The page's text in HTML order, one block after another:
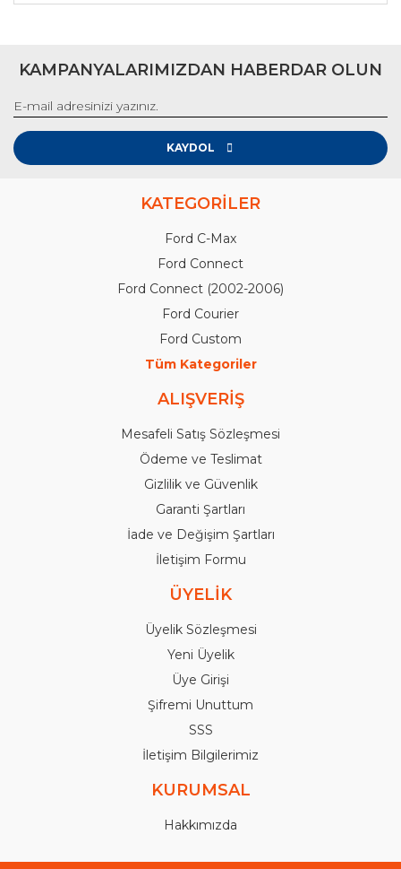
KAMPANYALARIMIZDAN HABERDAR OLUN
KAYDOL
KATEGORİLER
Ford C-Max
Ford Connect
Ford Connect (2002-2006)
Ford Courier
Ford Custom
Tüm Kategoriler
ALIŞVERİŞ
Mesafeli Satış Sözleşmesi
Ödeme ve Teslimat
Gizlilik ve Güvenlik
Garanti Şartları
İade ve Değişim Şartları
İletişim Formu
ÜYELİK
Üyelik Sözleşmesi
Yeni Üyelik
Üye Girişi
Şifremi Unuttum
SSS
İletişim Bilgilerimiz
KURUMSAL
Hakkımızda